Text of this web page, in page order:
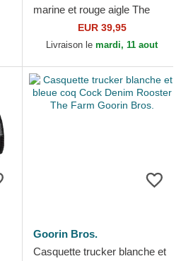
marine et rouge aigle The
Freedom Eagle The Farm
Goorin Bros.
EUR 39,95
Livraison le mardi, 11 aout
Goorin Bros.
Casquette trucker blanche et